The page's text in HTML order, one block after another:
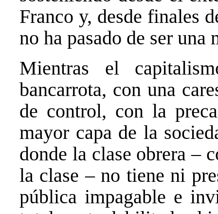
Franco y, desde finales
no ha pasado de ser
Mientras el
bancarrota, con una
de control, con la
mayor capa de la
donde la clase obrera –
la clase – no tiene ni
pública impagable e